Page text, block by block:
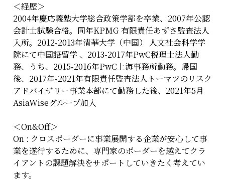
＜経歴＞
2004年慶応義塾大学総合政策学部を卒業、2007年公認
会計士試験合格。同年KPMG 有限責任あずさ監査法人
入所。2012-2013年清華大学（中国） 人文社会科学学
院にて中国語留学 、2013-2017年PwC税理士法人勤
務、うち、2015-2016年PwC上海事務所勤務。帰国
後、2017年-2021年有限責任監査法人トーマツのリスク
アドバイザリー事業本部にて勤務した後、2021年5月
AsiaWiseグループ加入
＜On&Off＞
On : クロスボーダーに事業展開する企業が安心して事
業を遂行するために、専門家のボーダーを越えてクラ
イアントの課題解決をサポートしていきたく考えてい
ます。